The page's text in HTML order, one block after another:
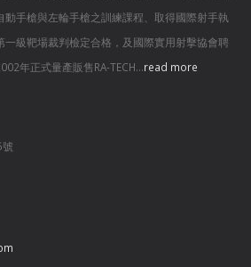
手槍與左輪手槍之訓練課程、取得國際射手執
一級靶場裁判檢定合格，及國際實用射擊協會聘
年正式量產販售RA-TECH...read more